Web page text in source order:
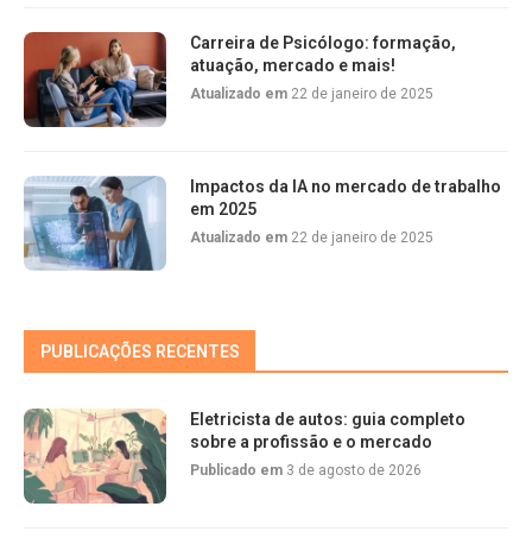
Carreira de Psicólogo: formação,
atuação, mercado e mais!
Atualizado em 22 de janeiro de 2025
Impactos da IA no mercado de trabalho
em 2025
Atualizado em 22 de janeiro de 2025
PUBLICAÇÕES RECENTES
Eletricista de autos: guia completo
sobre a profissão e o mercado
Publicado em 3 de agosto de 2026